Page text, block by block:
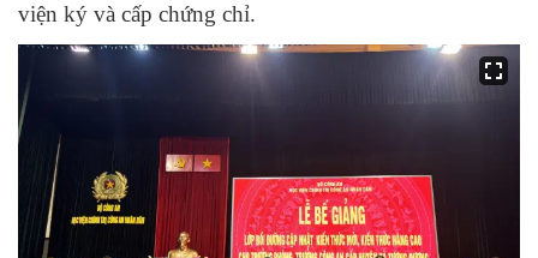
viện ký và cấp chứng chỉ.